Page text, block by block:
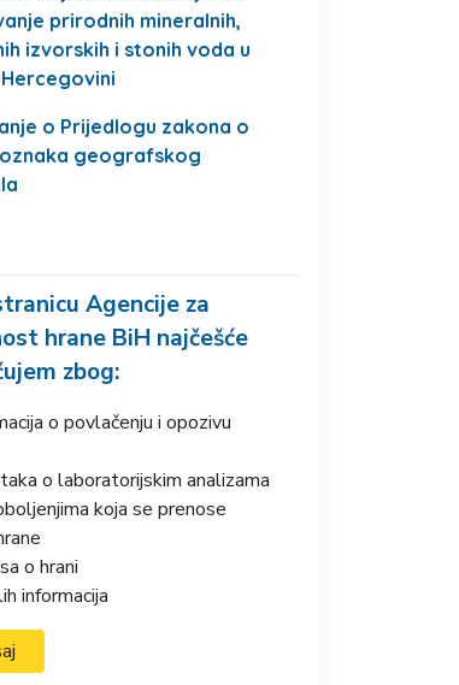
prirodnih mineralnih,
izvorskih i stonih voda u
o Prijedlogu zakona o
geografskog
Agencije za
hrane BiH najčešće
zbog:
o povlačenju i opozivu
o laboratorijskim analizama
koja se prenose
o hrani
informacija